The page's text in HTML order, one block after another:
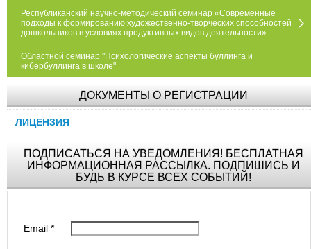
Республиканский научно-методический семинар «Современные
подходы к формированию художественно-творческих способностей
дошкольников в условиях продуктивных видов деятельности»
Областной семинар "Психологические аспекты буллинга и
кибербуллинга в школе"
ДОКУМЕНТЫ О РЕГИСТРАЦИИ
ЛИЦЕНЗИЯ
ПОДПИСАТЬСЯ НА УВЕДОМЛЕНИЯ! БЕСПЛАТНАЯ
ИНФОРМАЦИОННАЯ РАССЫЛКА. ПОДПИШИСЬ И
БУДЬ В КУРСЕ ВСЕХ СОБЫТИЙ!
Email*